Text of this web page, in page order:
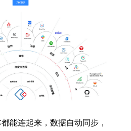
能连起来，数据自动同步，